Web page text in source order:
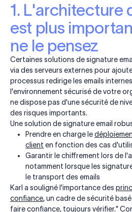
1. L'architecture
est plus
ne le pensez
Certaines solutions de signature
via des serveurs externes pour
processus redirige les emails
l'environnement sécurisé de votre
ne dispose pas d'une sécurité de
des risques importants.
Une solution de signature email
Prendre en charge le
client en fonction des cas
Garantir le chiffrement lors de
notamment lorsque les
le transport des emails
Karl a souligné l'importance des
confiance, un cadre de sécurité
faire confiance, toujours vérifier."